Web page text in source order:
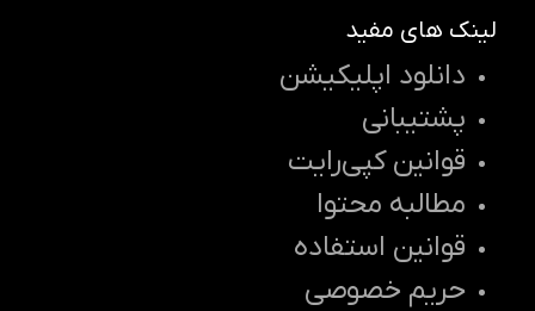
لینک های مفید
دانلود اپلیکیشن
پشتیبانی
قوانین کپی‌رایت
مطالبه محتوا
قوانین استفاده
حریم خصوصی